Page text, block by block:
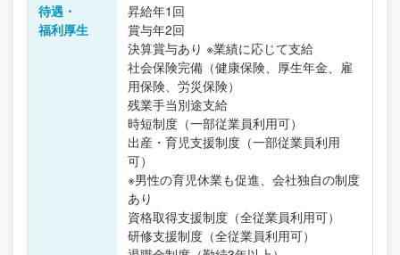
待遇・
福利厚生
昇給年1回
賞与年2回
決算賞与あり ※業績に応じて支給
社会保険完備（健康保険、厚生年金、雇
用保険、労災保険）
残業手当別途支給
時短制度（一部従業員利用可）
出産・育児支援制度（一部従業員利用
可）
※男性の育児休業も促進、会社独自の制度
あり
資格取得支援制度（全従業員利用可）
研修支援制度（全従業員利用可）